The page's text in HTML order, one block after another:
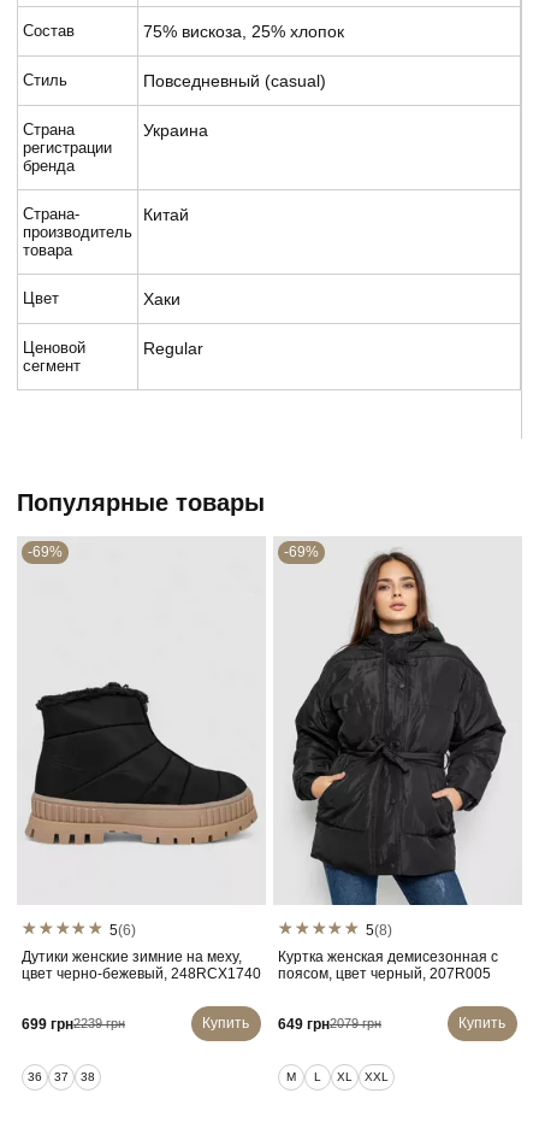
Состав 75% вискоза, 25% хлопок
Стиль Повседневный (casual)
Страна
регистрации
бренда
Украина
Страна-
производитель
товара
Китай
Цвет Хаки
Ценовой
сегмент
Regular
Популярные товары
-69%
5(6)
Дутики женские зимние на меху,
цвет черно-бежевый, 248RCX1740
699 грн2239 грн Купить
36 37 38
-69%
5(8)
Куртка женская демисезонная с
поясом, цвет черный, 207R005
649 грн2079 грн Купить
M L XL XXL